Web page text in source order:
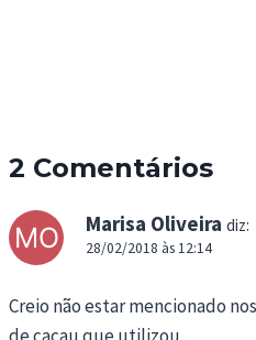
2 Comentários
Marisa Oliveira diz:
28/02/2018 às 12:14
Creio não estar mencionado